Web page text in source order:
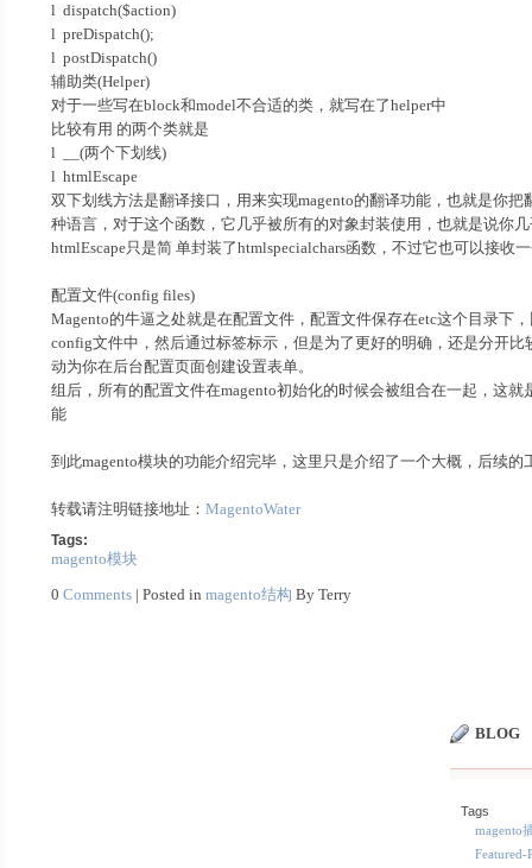
l dispatch($action)
l preDispatch();
l postDispatch()
辅助类(Helper)
对于一些写在block和model不合适的类，就写在了helper中
比较有用 的两个类就是
l __(两个下划线)
l htmlEscape
双下划线方法是翻译接口，用来实现magento的翻译功能，也就是你
种语言，对于这个函数，它几乎被所有的对象封装使用，也就是说你
htmlEscape只是简 单封装了htmlspecialchars函数，不过它也可以接收
配置文件(config files)
Magento的牛逼之处就是在配置文件，配置文件保存在etc这个目录下
config文件中，然后通过标签标示，但是为了更好的明确，还是分开
动为你在后台配置页面创建设置表单。
组后，所有的配置文件在magento初始化的时候会被组合在一起，这
能
到此magento模块的功能介绍完毕，这里只是介绍了一个大概，后续
转载请注明链接地址：MagentoWater
Tags:
magento模块
0Comments | Posted inmagento结构 By Terry
BLOG
Tags
magento
Featured-